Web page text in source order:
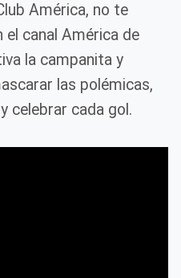
América, no te
el canal América de
la campanita y
las polémicas,
celebrar cada gol.